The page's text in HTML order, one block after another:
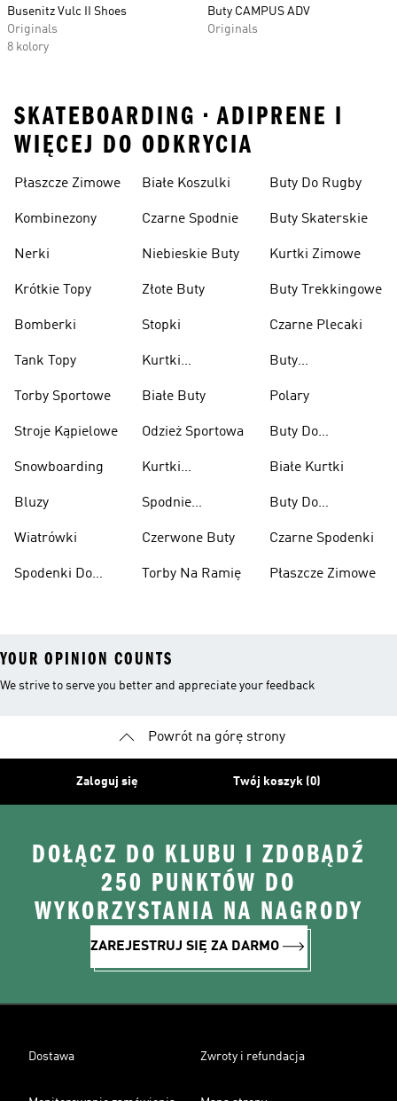
Busenitz Vulc II Shoes
Originals
8 kolory
Buty CAMPUS ADV
Originals
SKATEBOARDING • ADIPRENE I
WIĘCEJ DO ODKRYCIA
Płaszcze Zimowe
Kombinezony
Nerki
Krótkie Topy
Bomberki
Tank Topy
Torby Sportowe
Stroje Kąpielowe
Snowboarding
Bluzy
Wiatrówki
Spodenki Do
Białe Koszulki
Czarne Spodnie
Niebieskie Buty
Złote Buty
Stopki
Kurtki
Białe Buty
Odzież Sportowa
Kurtki
Spodnie
Czerwone Buty
Torby Na Ramię
Buty Do Rugby
Buty Skaterskie
Kurtki Zimowe
Buty Trekkingowe
Czarne Plecaki
Buty
Polary
Buty Do
Ciężarów
Białe Kurtki
Buty Do
Czarne Spodenki
Płaszcze Zimowe
YOUR OPINION COUNTS
We strive to serve you better and appreciate your feedback
Powrót na górę strony
Zaloguj się Twój koszyk (0)
DOŁĄCZ DO KLUBU I ZDOBĄDŹ
250 PUNKTÓW DO
WYKORZYSTANIA NA NAGRODY
ZAREJESTRUJ SIĘ ZA DARMO
Dostawa Zwroty i refundacja